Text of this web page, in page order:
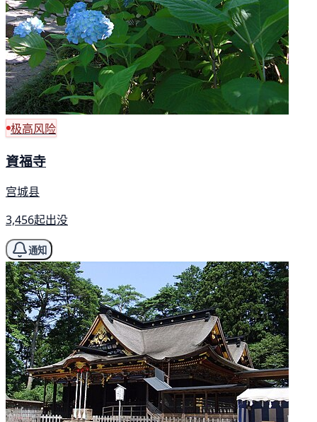
极高风险
資福寺
宫城县
3,456起出没
通知